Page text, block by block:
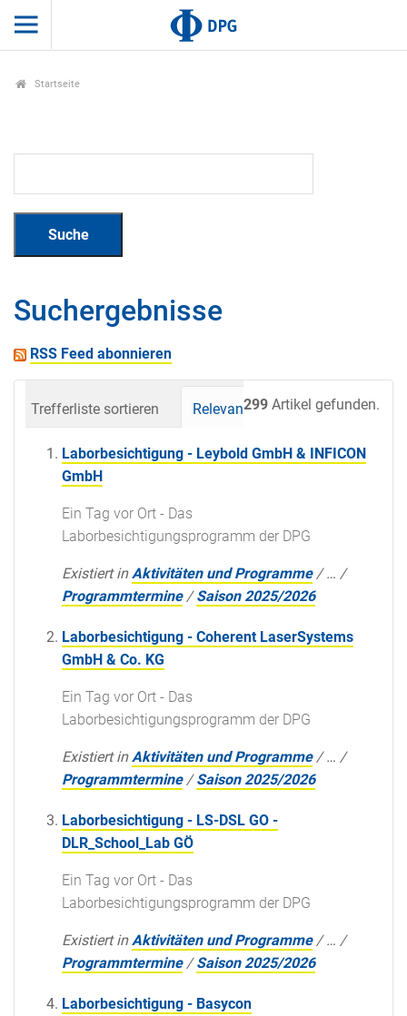
Startseite
Suchergebnisse
RSS Feed abonnieren
299 Artikel gefunden.
Trefferliste sortieren Relevanz Datum
Laborbesichtigung - Leybold GmbH & INFICON
GmbH
Ein Tag vor Ort - Das
Laborbesichtigungsprogramm der DPG
Existiert in Aktivitäten und Programme /… /
Programmtermine /Saison 2025/2026
Laborbesichtigung - Coherent LaserSystems
GmbH & Co. KG
Ein Tag vor Ort - Das
Laborbesichtigungsprogramm der DPG
Existiert in Aktivitäten und Programme /… /
Programmtermine /Saison 2025/2026
Laborbesichtigung - LS-DSL GO -
DLR_School_Lab GÖ
Ein Tag vor Ort - Das
Laborbesichtigungsprogramm der DPG
Existiert in Aktivitäten und Programme /… /
Programmtermine /Saison 2025/2026
Laborbesichtigung - Basycon